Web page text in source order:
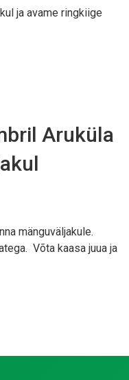
ja avame ringkiige
Aruküla
mänguväljakule.
Võta kaasa juua ja